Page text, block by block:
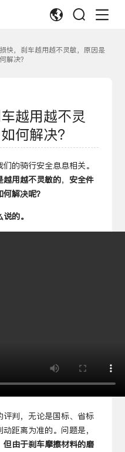
快，刹车越用越不灵敏，原因是
解决？
越用越不灵
何解决？
的骑行安全息息相关。
越用越不灵敏的， 安全件
解决呢？
的。
判，无论是国标、省标
距离为准的。问题是，
但由于刹车摩擦材料的磨